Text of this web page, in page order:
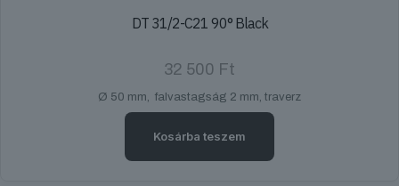
DT 31/2-C21 90° Black
32 500 Ft
Ø 50 mm, falvastagság 2 mm, traverz
Kosárba teszem